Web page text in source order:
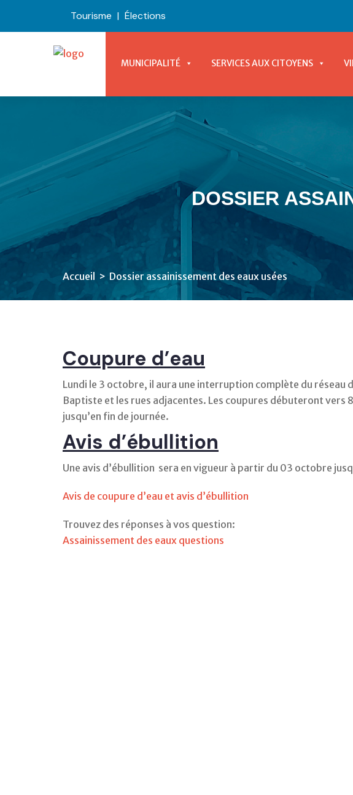
Tourisme | Élections
MUNICIPALITÉ SERVICES AUX CITOYENS
DOSSIER
Accueil > Dossier assainissement des eaux usées
Coupure d’eau
Lundi le 3 octobre, il aura une interruption complète du réseau
Baptiste et les rues adjacentes. Les coupures débuteront
jusqu’en fin de journée.
Avis d’ébullition
Une avis d’ébullition sera en vigueur à partir du 03 octobre
Avis de coupure d’eau et avis d’ébullition
Trouvez des réponses à vos question:
Assainissement des eaux questions